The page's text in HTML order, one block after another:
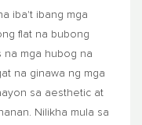
iba't ibang mga
flat na bubong
na mga hubog na
na ginawa ng mga
sa aesthetic at
Nilikha mula sa